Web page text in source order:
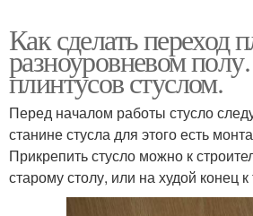
Как сделать переход
разноуровневом
плинтусов стуслом.
Перед началом работы стусло
станине стусла для этого есть
Прикрепить стусло можно к
старому столу, или на худой конец к